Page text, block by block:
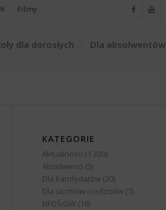
Filmy
dla dorosłych Dla absolwentów
KATEGORIE
Aktualności (1 330)
Absolwenci (5)
Dla kandydatów (20)
Dla uczniów i rodziców (7)
NFOŚiGW (16)